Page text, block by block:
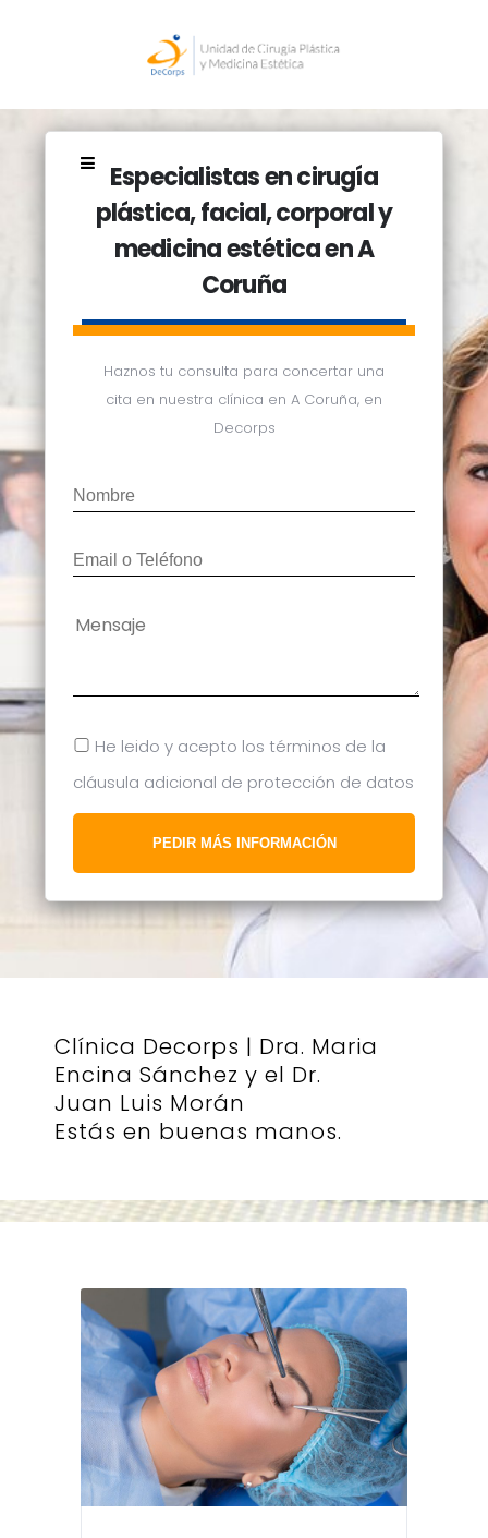
Especialistas en cirugía
plástica, facial, corporal y
medicina estética en A
Coruña
Haznos tu consulta para concertar una
cita en nuestra clínica en A Coruña, en
Decorps
He leido y acepto los términos de la
cláusula adicional de protección de datos
PEDIR MÁS INFORMACIÓN
Clínica Decorps | Dra. Maria
Encina Sánchez y el Dr.
Juan Luis Morán
Estás en buenas manos.